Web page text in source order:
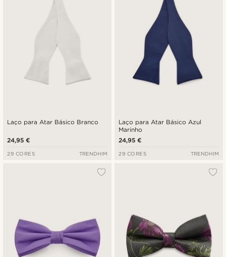
Laço para Atar Básico Branco
24,95 €
29 CORES TRENDHIM
Laço para Atar Básico Azul
Marinho
24,95 €
29 CORES TRENDHIM